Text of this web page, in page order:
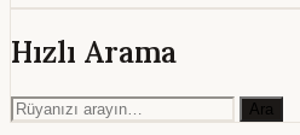
Hızlı Arama
Ara